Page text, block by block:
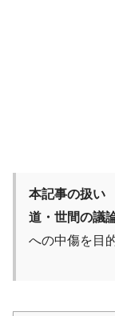
本記事の扱い
道・世間の議
への中傷を目